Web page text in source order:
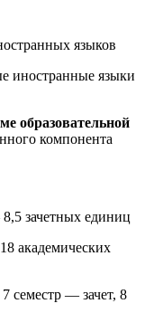
языков
иностранные языки
образовательной
компонента
зачетных единиц
академических
семестр — зачет, 8